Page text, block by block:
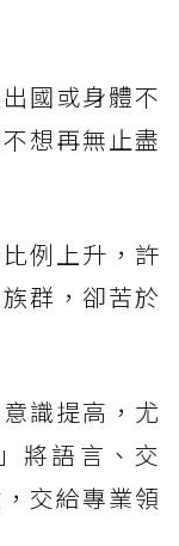
國或身體不
想再無止盡
例上升，許
群，卻苦於
識提高，尤
將語言、交
交給專業領